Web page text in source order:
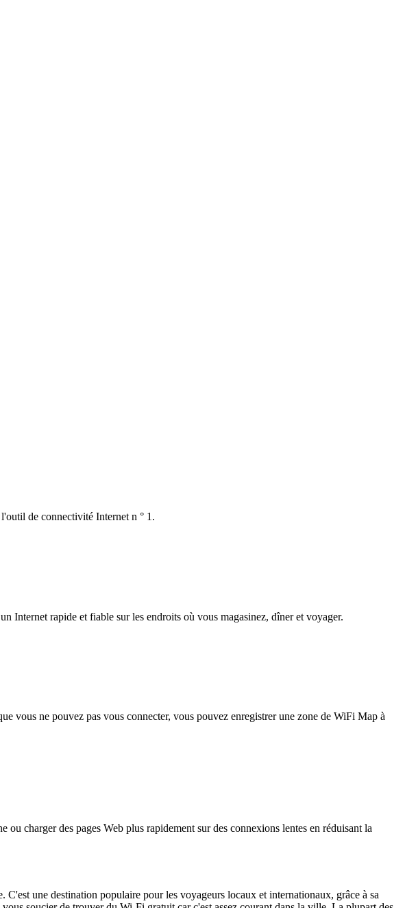
de connectivité Internet n ° 1.
Internet rapide et fiable sur les endroits où vous magasinez, dîner et voyager.
vous ne pouvez pas vous connecter, vous pouvez enregistrer une zone de WiFi Map à
charger des pages Web plus rapidement sur des connexions lentes en réduisant la
une destination populaire pour les voyageurs locaux et internationaux, grâce à sa